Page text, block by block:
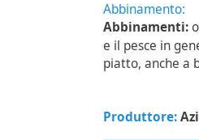
Abbinamento:
Abbinamenti:
e il pesce in
piatto, anche a
Produttore: